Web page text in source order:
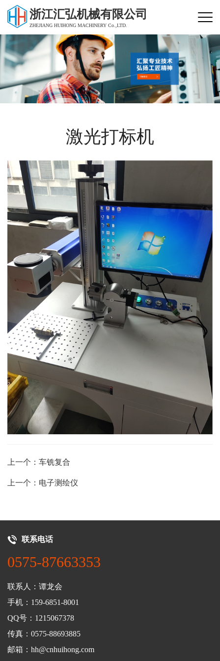
浙江汇弘机械有限公司
ZHEJIANG HUIHONG MACHINERY Co.,LTD.
激光打标机
上一个：车铣复合
上一个：电子测绘仪
联系电话
0575-87663353
联系人：谭龙会
手机：159-6851-8001
QQ号：1215067378
传真：0575-88693885
邮箱：hh@cnhuihong.com